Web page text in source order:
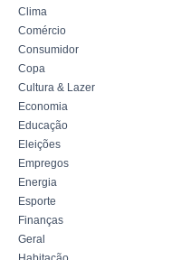
Clima
Comércio
Consumidor
Copa
Cultura & Lazer
Economia
Educação
Eleições
Empregos
Energia
Esporte
Finanças
Geral